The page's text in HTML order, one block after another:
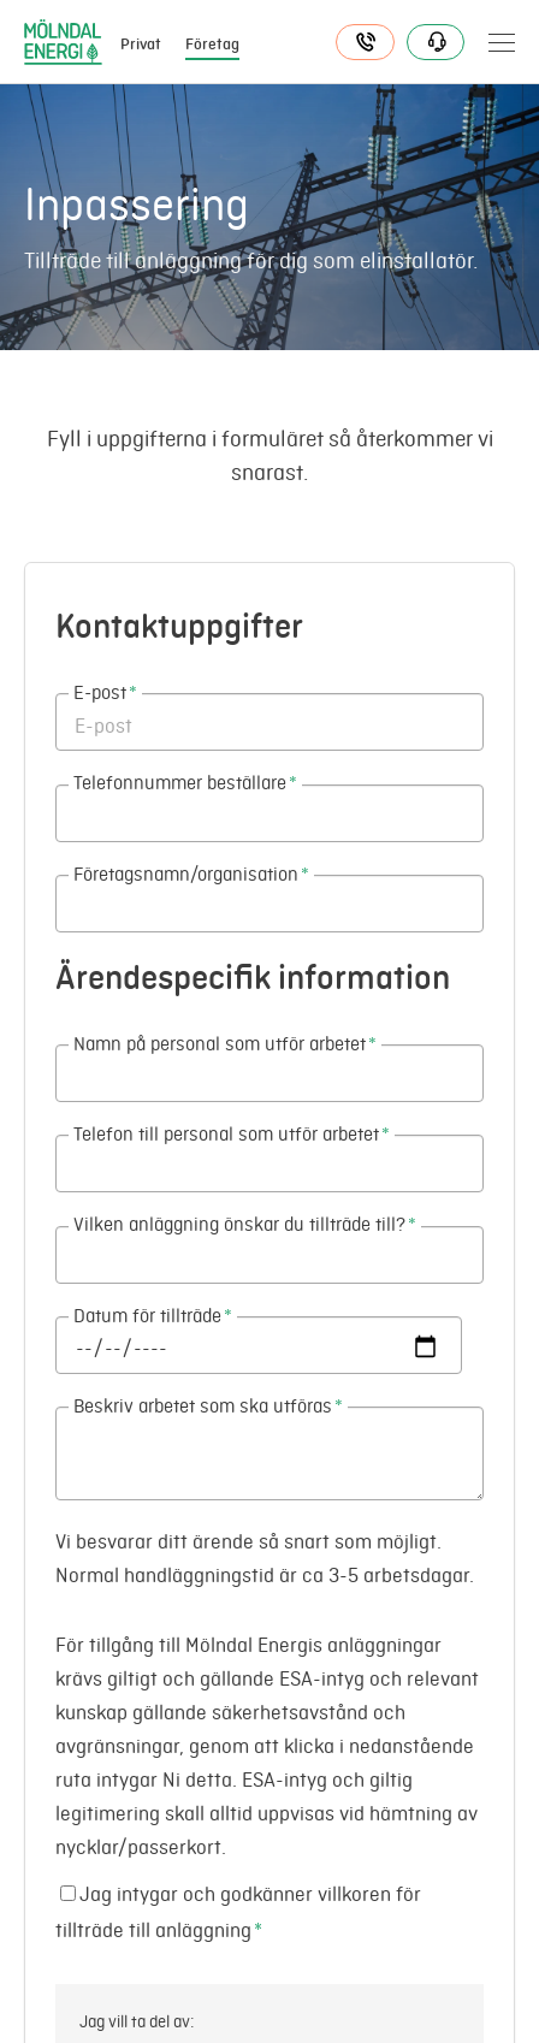
Privat Företag
Elavtal
Elnät
Fjärrvärme & kyla
Inpassering
Tillträde till anläggning för dig som elinstallatör.
Fyll i uppgifterna i formuläret så återkommer vi
snarast.
Kontaktuppgifter
E-post*
Telefonnummer beställare*
Företagsnamn/organisation *
Ärendespecifik information
Namn på personal som utför arbetet*
Telefon till personal som utför arbetet*
Vilken anläggning önskar du tillträde till?*
Datum för tillträde*
Beskriv arbetet som ska utföras *
Vi besvarar ditt ärende så snart som möjligt.
Normal handläggningstid är ca 3-5 arbetsdagar.
För tillgång till Mölndal Energis anläggningar
krävs giltigt och gällande ESA-intyg och relevant
kunskap gällande säkerhetsavstånd och
avgränsningar, genom att klicka i nedanstående
ruta intygar Ni detta. ESA-intyg och giltig
legitimering skall alltid uppvisas vid hämtning av
nycklar/passerkort.
Jag intygar och godkänner villkoren för
tillträde till anläggning *
Jag vill ta del av: